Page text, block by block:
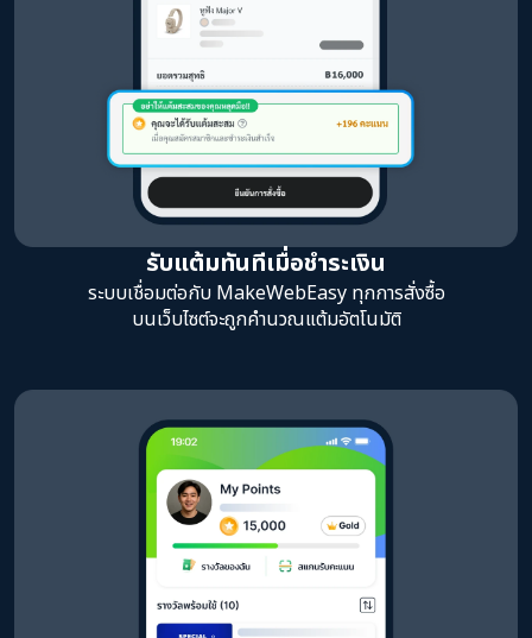
รับแต้มทันทีเมื่อชำระเงิน
ระบบเชื่อมต่อกับ MakeWebEasy ทุกการสั่งซื้อ
บนเว็บไซต์จะถูกคำนวณแต้มอัตโนมัติ